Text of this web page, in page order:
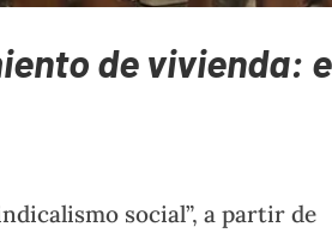
de vivienda:
social”, a partir de